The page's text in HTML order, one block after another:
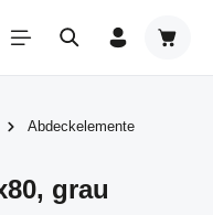
Abdeckelemente
grau